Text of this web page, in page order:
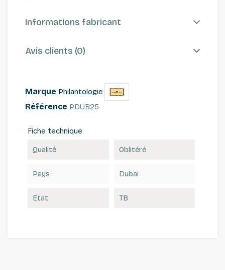
Informations fabricant
Avis clients (0)
Marque Philantologie
Référence PDUB25
Fiche technique
Qualité Oblitéré
Pays Dubaï
Etat TB